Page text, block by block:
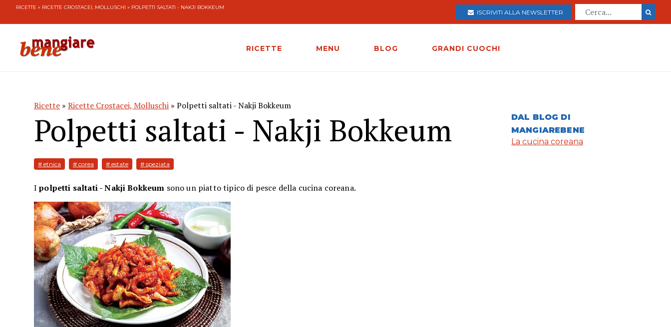
RICETTE » RICETTE CROSTACEI, MOLLUSCHI » POLPETTI SALTATI - NAKJI BOKKEUM
ISCRIVITI ALLA NEWSLETTER
RICETTE MENU BLOG GRANDI CUOCHI
Ricette » Ricette Crostacei, Molluschi » Polpetti saltati - Nakji Bokkeum
Polpetti saltati - Nakji Bokkeum
# etnica # corea # estate # speziata
Ipolpetti saltati - Nakji Bokkeum sono un piatto tipico di pesce della cucina coreana.
DAL BLOG DI
MANGIAREBENE
La cucina coreana